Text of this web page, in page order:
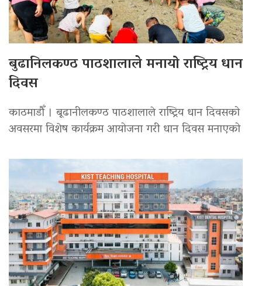
बुढानिलकण्ठ पाठशालाले मनायो राष्ट्रिय धान
दिवस
काठमाडौँ । बूढानीलकण्ठ पाठशालाले राष्ट्रिय धान दिवसको
अवसरमा विशेष कार्यक्रम आयोजना गरी धान दिवस मनाएको